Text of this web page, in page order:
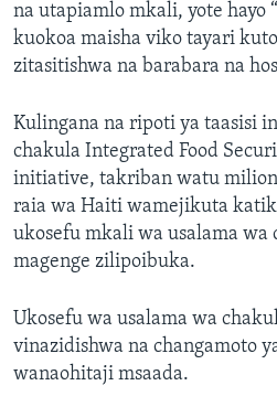
na utapiamlo mkali, yote hayo
kuokoa maisha viko tayari
zitasitishwa na barabara na
Kulingana na ripoti ya taasisi
chakula Integrated Food
initiative, takriban watu
raia wa Haiti wamejikuta
ukosefu mkali wa usalama wa
magenge zilipoibuka.
Ukosefu wa usalama wa
vinazidishwa na changamoto
wanaohitaji msaada.